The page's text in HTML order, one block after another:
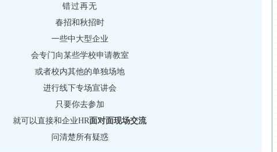
错过再无
春招和秋招时
一些中大型企业
会专门向某些学校申请教室
或者校内其他的单独场地
进行线下专场宣讲会
只要你去参加
就可以直接和企业HR面对面现场交流
问清楚所有疑惑